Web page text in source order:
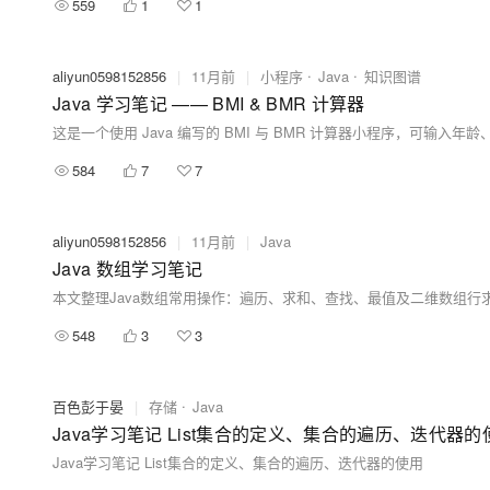
559 1 1
aliyun0598152856 | 11月前 | 小程序 Java 知识图谱
Java 学习笔记 —— BMI & BMR 计算器
584 7 7
aliyun0598152856 | 11月前 | Java
Java 数组学习笔记
548 3 3
百色彭于晏 | 存储 Java
Java学习笔记 List集合的定义、集合的遍历、迭代器的
Java学习笔记 List集合的定义、集合的遍历、迭代器的使用